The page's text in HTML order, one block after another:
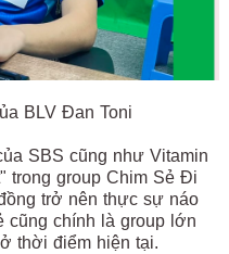
BLV Đan Toni
SBS cũng như Vitamin
trong group Chim Sẻ Đi
trở nên thực sự náo
cũng chính là group lớn
thời điểm hiện tại.